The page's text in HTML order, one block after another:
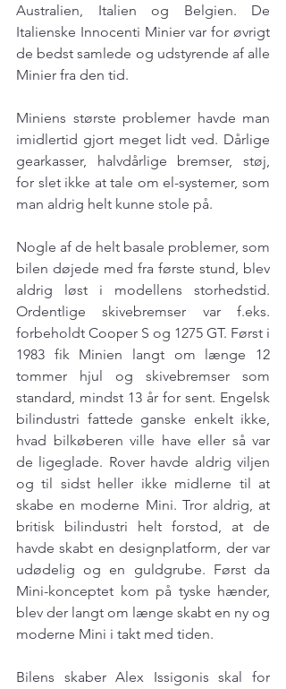
Australien, Italien og Belgien. De
Italienske Innocenti Minier var for øvrigt
de bedst samlede og udstyrende af alle
Minier fra den tid.
Miniens største problemer havde man
imidlertid gjort meget lidt ved. Dårlige
gearkasser, halvdårlige bremser, støj,
for slet ikke at tale om el-systemer, som
man aldrig helt kunne stole på.
Nogle af de helt basale problemer, som
bilen døjede med fra første stund, blev
aldrig løst i modellens storhedstid.
Ordentlige skivebremser var f.eks.
forbeholdt Cooper S og 1275 GT. Først i
1983 fik Minien langt om længe 12
tommer hjul og skivebremser som
standard, mindst 13 år for sent. Engelsk
bilindustri fattede ganske enkelt ikke,
hvad bilkøberen ville have eller så var
de ligeglade. Rover havde aldrig viljen
og til sidst heller ikke midlerne til at
skabe en moderne Mini. Tror aldrig, at
britisk bilindustri helt forstod, at de
havde skabt en designplatform, der var
udødelig og en guldgrube. Først da
Mini-konceptet kom på tyske hænder,
blev der langt om længe skabt en ny og
moderne Mini i takt med tiden.
Bilens skaber Alex Issigonis skal for